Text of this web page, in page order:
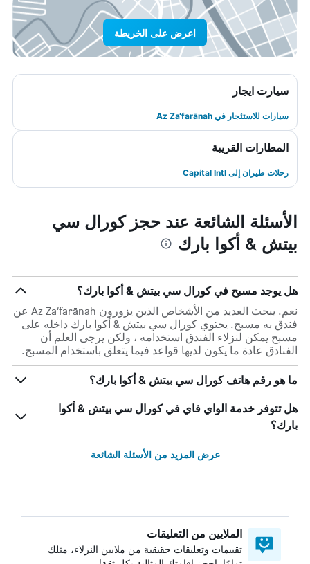
اعرض على الخريطة
سيارت ايجار
سيارات للاستئجار في Az Za‘farānah
المطارات القريبة
رحلات طيران إلى Capital Intl
الأسئلة الشائعة عند حجز كورال سي
بيتش & أكوا بارك
هل يوجد مسبح في كورال سي بيتش & أكوا بارك؟
نعم. يبحث العديد من الأشخاص الذين يزورون Az Za‘farānah عن
فندق به مسبح. يحتوي كورال سي بيتش & أكوا بارك داخله على
مسبح يمكن لنزلاء الفندق استخدامه ، ولكن يرجى العلم أن
الفنادق عادة ما يكون لديها قواعد فيما يتعلق باستخدام المسبح.
ما هو رقم هاتف كورال سي بيتش & أكوا بارك؟
هل تتوفر خدمة الواي فاي في كورال سي بيتش & أكوا
بارك؟
عرض المزيد من الأسئلة الشائعة
الملايين من التعليقات
تقييمات وتعليقات حقيقية من ملايين النزلاء، مثلك